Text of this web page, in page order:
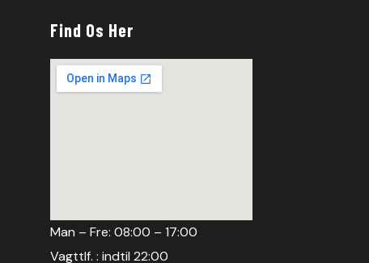
Find Os Her
Man – Fre: 08:00 – 17:00
Vagttlf. : indtil 22:00